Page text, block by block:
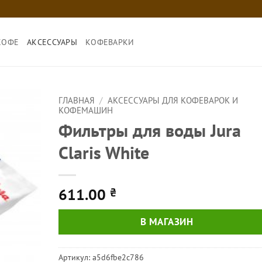
АКСЕССУАРЫ КОФЕВАРКИ
ГЛАВНАЯ / АКСЕССУАРЫ ДЛЯ КОФЕВАРОК И
КОФЕМАШИН
Фильтры для воды Jura
Claris White
611.00 ₴
В МАГАЗИН
Артикул: a5d6fbe2c786